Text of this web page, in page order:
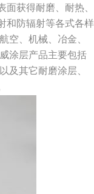
获得耐磨、耐热、
和防辐射等各式各样
空、机械、冶金、
涂层产品主要包括
及其它耐磨涂层、